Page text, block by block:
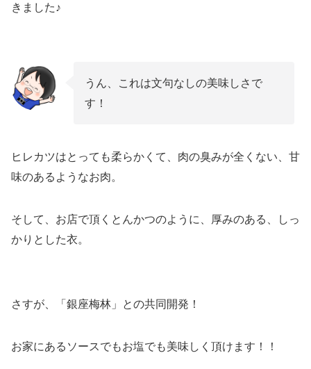
きました♪
うん、これは文句なしの美味しさで
す！
ヒレカツはとっても柔らかくて、肉の臭みが全くない、甘
味のあるようなお肉。
そして、お店で頂くとんかつのように、厚みのある、しっ
かりとした衣。
さすが、「銀座梅林」との共同開発！
お家にあるソースでもお塩でも美味しく頂けます！！